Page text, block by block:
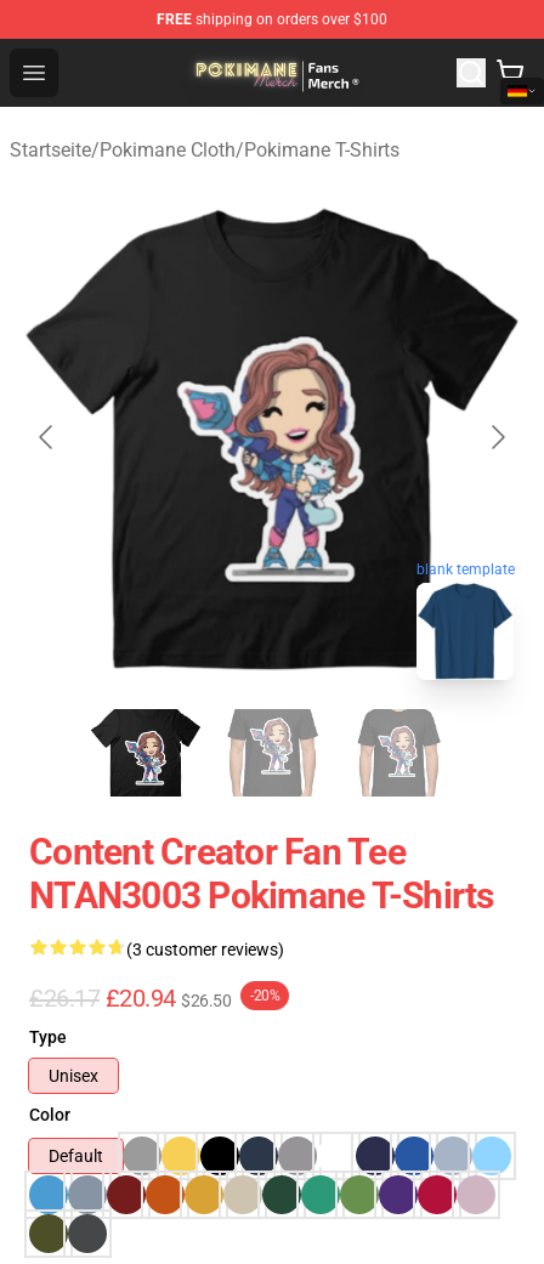
FREE shipping on orders over $100
Open menu
Pokimane Store - Official Pokimane Merchandise Shop
Startseite/Pokimane Cloth/Pokimane T-Shirts
blank template
Content Creator Fan Tee
NTAN3003 Pokimane T-Shirts
(3 customer reviews)
£26.17 £20.94 $26.50 -20%
Type
Unisex
Color
Default